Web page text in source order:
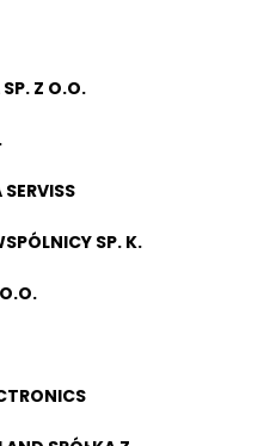
Z O.O.
SP. K.